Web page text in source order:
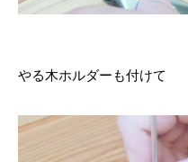
やる木ホルダーも付けて